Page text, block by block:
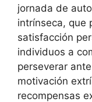
jornada de
intrínseca, que
satisfacción
individuos a
perseverar
motivación
recompensas